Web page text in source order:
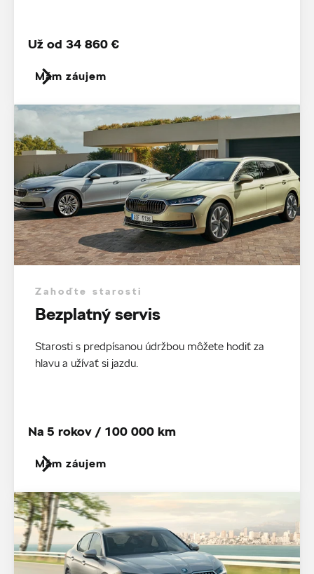
Mám záujem
Už od 34 860 €
Zahoďte starosti
Bezplatný servis
Starosti s predpísanou údržbou môžete hodiť za
hlavu a užívať si jazdu.
Mám záujem
Na 5 rokov / 100 000 km